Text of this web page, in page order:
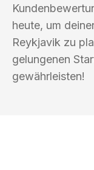
heute, um
Reykjavik zu
gelungenen
gewährleisten!